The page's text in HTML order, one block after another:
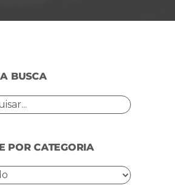
BUSCA
POR CATEGORIA